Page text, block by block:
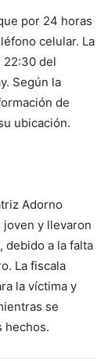
por 24 horas
celular. La
22:30 del
Según la
de
ubicación.
Adorno
y llevaron
debido a la falta
La fiscala
la víctima y
se
hechos.